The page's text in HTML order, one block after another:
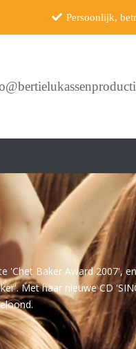
Persoonlijk,
'Chet Baker Award 2007',
Met haar nieuwe CD